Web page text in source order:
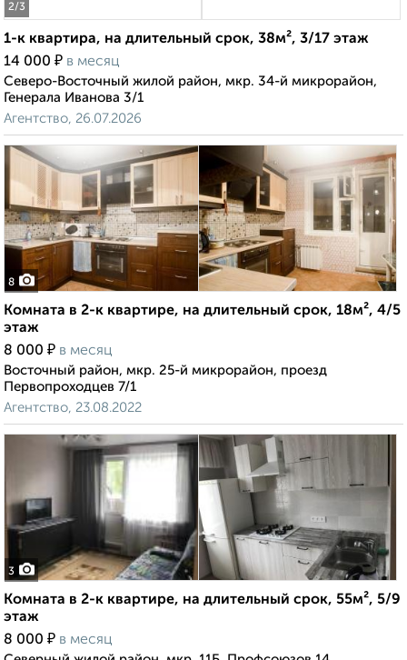
2/3
1-к квартира, на длительный срок, 38м², 3/17 этаж
14 000 ₽ в месяц
Северо-Восточный жилой район, мкр. 34-й микрорайон,
Генерала Иванова 3/1
Агентство, 26.07.2026
8
Комната в 2-к квартире, на длительный срок, 18м², 4/5
этаж
8 000 ₽ в месяц
Восточный район, мкр. 25-й микрорайон, проезд
Первопроходцев 7/1
Агентство, 23.08.2022
3
Комната в 2-к квартире, на длительный срок, 55м², 5/9
этаж
8 000 ₽ в месяц